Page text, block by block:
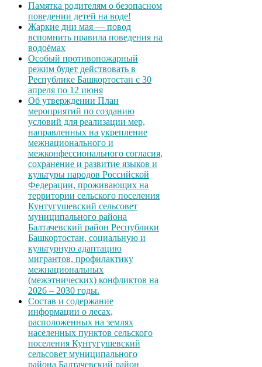
Памятка родителям о безопасном
поведении детей на воде!
Жаркие дни мая — повод
вспомнить правила поведения на
водоёмах
Особый противопожарный
режим будет действовать в
Республике Башкортостан с 30
апреля по 12 июня
Об утверждении План
мероприятий по созданию
условий для реализации мер,
направленных на укрепление
межнационального и
межконфессионального согласия,
сохранение и развитие языков и
культуры народов Российской
Федерации, проживающих на
территории сельского поселения
Кунтугушевский сельсовет
муниципального района
Балтачевский район Республики
Башкортостан, социальную и
культурную адаптацию
мигрантов, профилактику
межнациональных
(межэтнических) конфликтов на
2026 – 2030 годы.
Состав и содержание
информации о лесах,
расположенных на землях
населенных пунктов сельского
поселения Кунтугушевский
сельсовет муниципального
района Балтачевский район